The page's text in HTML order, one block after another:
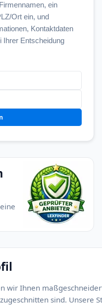
ein
Ort ein, und
Kontaktdaten
Ihrer Entscheidung
wir Ihnen
sind. Unsere